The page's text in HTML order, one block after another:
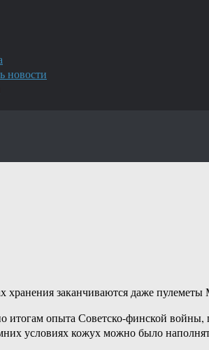
новости
хранения заканчиваются даже
итогам опыта Советско-финской
условиях кожух можно было